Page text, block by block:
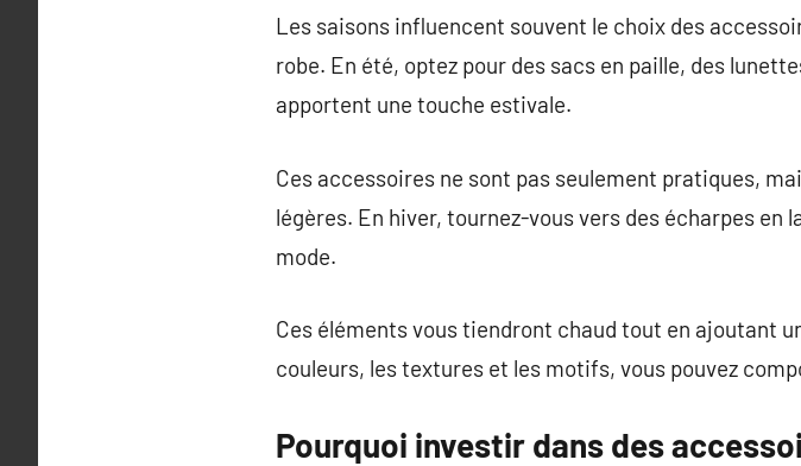
Les saisons influencent souvent le choix des
robe. En été, optez pour des sacs en paille, des
apportent une touche estivale.
Ces accessoires ne sont pas seulement pratiques,
légères. En hiver, tournez-vous vers des écharpes
mode.
Ces éléments vous tiendront chaud tout en ajoutant
couleurs, les textures et les motifs, vous pouvez
Pourquoi investir dans des